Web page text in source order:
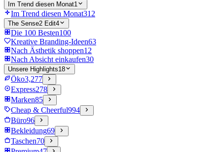
Im Trend diesen Monat1
Im Trend diesen Monat312
The Sense2 Edit4
Die 100 Besten100
Kreative Branding-Ideen63
Nach Ästhetik shoppen12
Nach Absicht einkaufen30
Unsere Highlights18
Öko3,277
Express278
Marken85
Cheap & Cheerful994
Büro96
Bekleidung69
Taschen70